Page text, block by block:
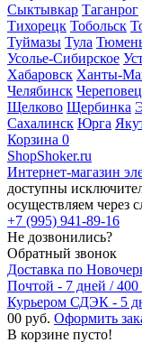
Сыктывкар Таганрог
Тихорецк Тобольск
Туймазы Тула
Усолье-Сибирское
Хабаровск Ханты-
Челябинск Череповец
Щелково Щербинка
Сахалинск Юрга
Корзина 0
ShopShoker.ru
Интернет-магазин
доступны
осуществляем
+7 (995) 941-89-16
Не дозвонились?
Обратный звонок
Доставка по
Почтой - 7 дней / 400
Курьером СДЭК - 5
00 руб. Оформить
В корзине пусто!